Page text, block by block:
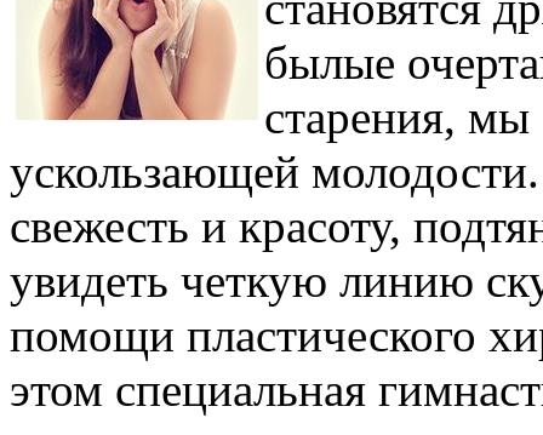
былые
старения,
ускользающей
свежесть и красоту,
увидеть четкую линию
помощи пластического
этом специальная